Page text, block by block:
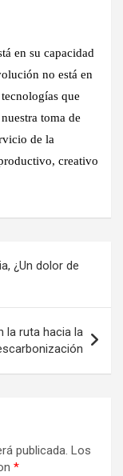
en su capacidad
no está en
que
toma de
de la
creativo
¿Un dolor de
la ruta hacia la
publicada. Los
*